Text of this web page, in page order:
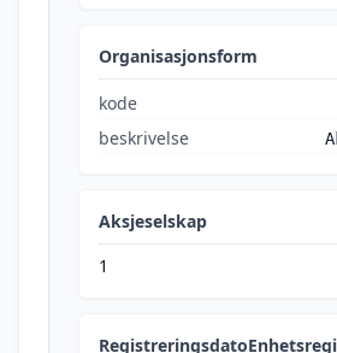
Organisasjonsform
kode
beskrivelse
Aksjeselskap
1